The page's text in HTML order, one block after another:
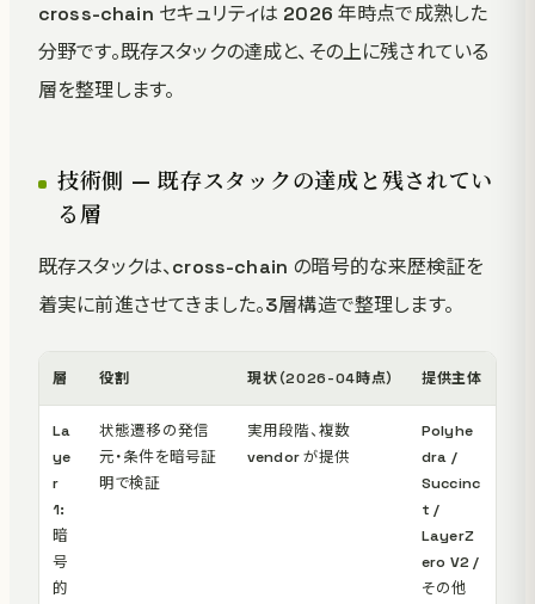
cross-chain セキュリティは 2026 年時点で成熟した
分野です。既存スタックの達成と、その上に残されている
層を整理します。
技術側 — 既存スタックの達成と残されてい
る層
既存スタックは、cross-chain の暗号的な来歴検証を
着実に前進させてきました。3層構造で整理します。
層 役割 現状（2026-04時点） 提供主体
La
ye
r
1:
暗
号
的
状態遷移の発信
元・条件を暗号証
明で検証
実用段階、複数
vendor が提供
Polyhe
dra /
Succinc
t /
LayerZ
ero V2 /
その他